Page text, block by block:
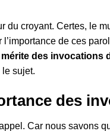
du croyant. Certes, le
de ces
des
le sujet.
des
Car nous savons